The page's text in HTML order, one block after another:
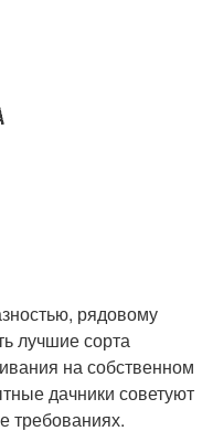
рядовому
лучшие сорта
на собственном
дачники советуют
требованиях.